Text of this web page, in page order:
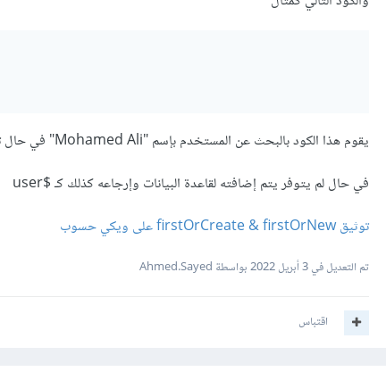
يقوم هذا الكود بالبحث عن المستخدم بإسم "Mohamed Ali" في حال توفر هذا الإسم يتم إرجاعه كـ $user
في حال لم يتوفر يتم إضافته لقاعدة البيانات وإرجاعه كذلك كـ $user
توثيق firstOrCreate & firstOrNew على ويكي حسوب
تم التعديل في3 أبريل 2022 بواسطة Ahmed.Sayed
اقتباس